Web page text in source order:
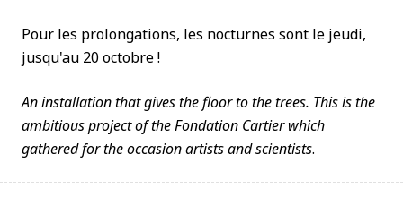
Pour les prolongations, les nocturnes sont le jeudi,
jusqu'au 20 octobre !
An installation that gives the floor to the trees. This is the
ambitious project of the Fondation Cartier which
gathered for the occasion artists and scientists.